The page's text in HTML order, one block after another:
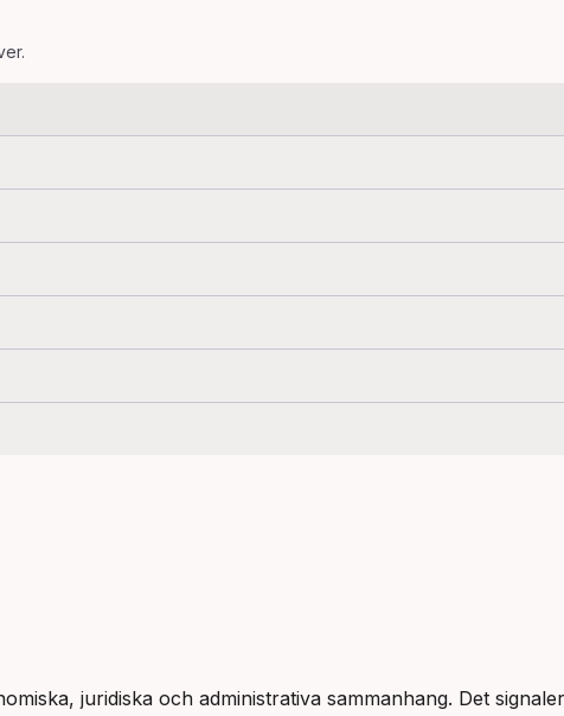
juridiska och administrativa sammanhang. Det